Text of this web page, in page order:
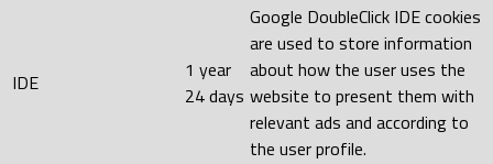
IDE
1 year
24 days
Google DoubleClick IDE cookies
are used to store information
about how the user uses the
website to present them with
relevant ads and according to
the user profile.